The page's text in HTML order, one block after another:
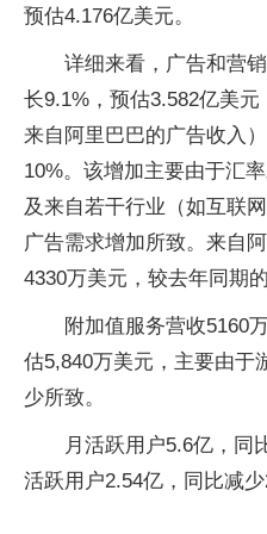
预估4.176亿美元。
详细来看，广告和营
长9.1%，预估3.582亿美
来自阿里巴巴的广告收入
10%。该增加主要由于汇
及来自若干行业（如互联
广告需求增加所致。来自
4330万美元，较去年同期
附加值服务营收5160
估5,840万美元，主要由于
少所致。
月活跃用户5.6亿，同
活跃用户2.54亿，同比减少